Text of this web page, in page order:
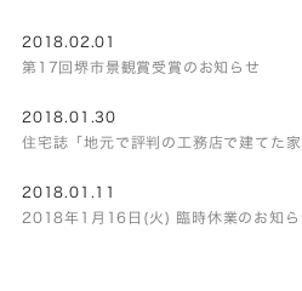
2018.02.01
第17回堺市景観賞受賞のお知らせ
2018.01.30
住宅誌「地元で評判の工務店で建てた
2018.01.11
2018年1月16日(火) 臨時休業のお知ら